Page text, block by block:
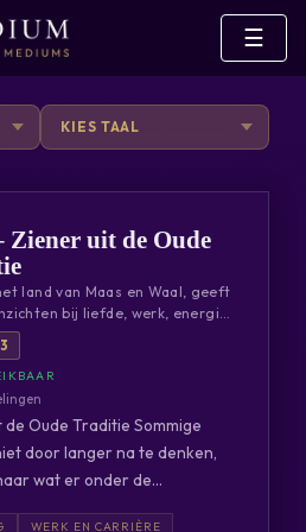
☰
Ziener uit de Oude
en Waal, geeft
bij liefde, werk, energie
Met tarot, intuïtie en
tradities helpt hij je
en zonder oordeel verder.
met Rein voor antwoorden,
en begeleiding op jouw
Traditie Sommige
door langer na te denken,
wat er onder de
WERK EN CARRIÈRE